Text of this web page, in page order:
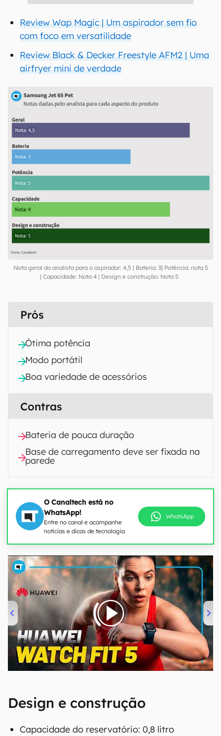
Review Wap Magic | Um aspirador sem fio
com foco em versatilidade
Review Black & Decker Freestyle AFM2 | Uma
airfryer mini de verdade
Nota geral do analista para o aspirador: 4,5 | Bateria: 3| Potência: nota 5
| Capacidade: Nota 4 | Design e construção: Nota 5
Prós
Ótima potência
Modo portátil
Boa variedade de acessórios
Contras
Bateria de pouca duração
Base de carregamento deve ser fixada na
parede
O Canaltech está no
WhatsApp!
Entre no canal e acompanhe
notícias e dicas de tecnologia
WhatsApp
00:00/04:51
Design e construção
Capacidade do reservatório: 0,8 litro